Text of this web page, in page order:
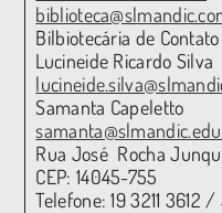
Bilbiotecária de Contato
Lucineide Ricardo Silva
Samanta Capeletto
Rua José Rocha
CEP: 14045-755
Telefone: 19 3211 3612 /